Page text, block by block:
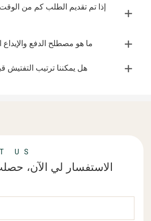
إذا تم تقديم الطلب كم من
ما هو مصطلح الدفع والإيداع
هل يمكننا ترتيب التفتيش
US
الاستفسار لي الآن،